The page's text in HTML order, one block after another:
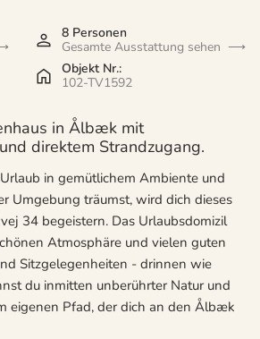
8 Personen
Gesamte Ausstattung sehen
Objekt Nr.:
102-TV1592
in Ålbæk mit
direktem Strandzugang.
in gemütlichem Ambiente und
Umgebung träumst, wird dich dieses
34 begeistern. Das Urlaubsdomizil
Atmosphäre und vielen guten
Sitzgelegenheiten - drinnen wie
du inmitten unberührter Natur und
eigenen Pfad, der dich an den Ålbæk